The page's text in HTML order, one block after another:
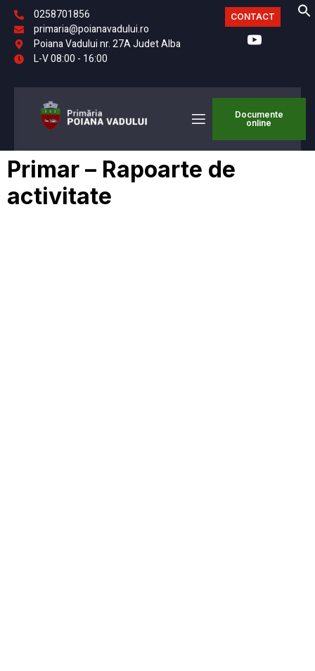
0258701856
primaria@poianavadului.ro
Poiana Vadului nr. 27A Judet Alba
L-V 08:00 - 16:00
CONTACT
Documente
online
Primar – Rapoarte de
activitate